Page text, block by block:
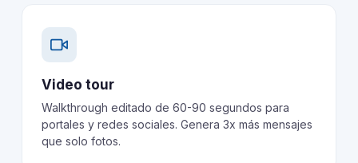
Video tour
Walkthrough editado de 60-90 segundos para
portales y redes sociales. Genera 3x más mensajes
que solo fotos.